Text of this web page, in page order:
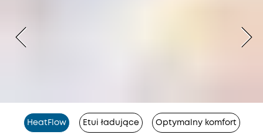
HeatFlow Etui ładujące Optymalny komfort